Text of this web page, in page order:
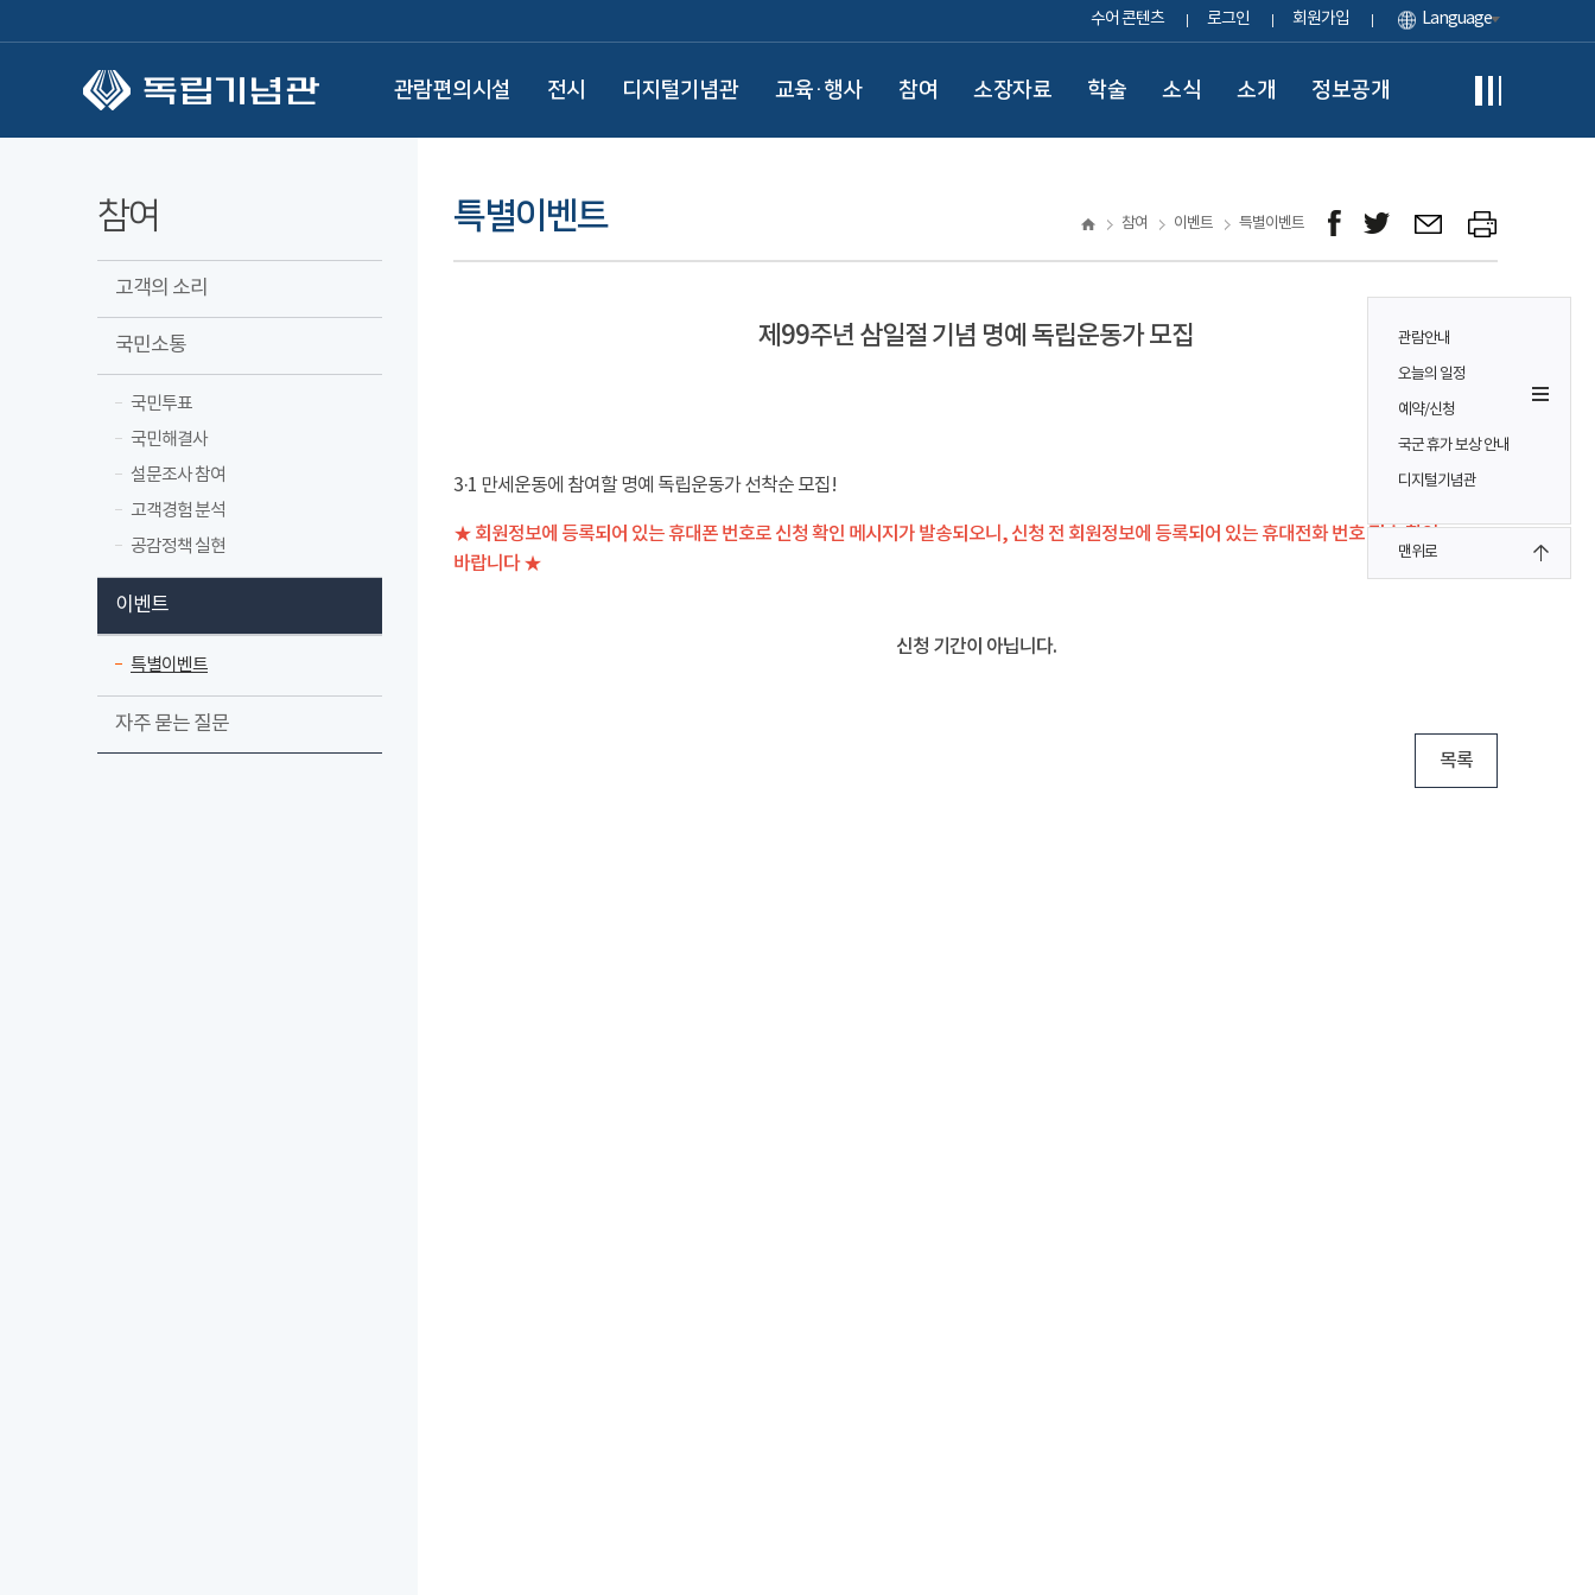
수어 콘텐츠 로그인 회원가입 Language
관람편의시설 전시 디지털기념관 교육·행사 참여 소장자료 학술 소식 소개 정보공개
관람안내
오늘의 일정
예약/신청
국군 휴가 보상 안내
디지털기념관
맨위로
참여
고객의 소리
국민소통
국민투표
국민해결사
설문조사 참여
고객경험 분석
공감정책 실현
이벤트
특별이벤트
자주 묻는 질문
특별이벤트 참여 이벤트 특별이벤트
제99주년 삼일절 기념 명예 독립운동가 모집
3·1 만세운동에 참여할 명예 독립운동가 선착순 모집!
★ 회원정보에 등록되어 있는 휴대폰 번호로 신청 확인 메시지가 발송되오니, 신청 전 회원정보에 등록되어 있는 휴대전화 번호 필수 확인
바랍니다 ★
신청 기간이 아닙니다.
목록